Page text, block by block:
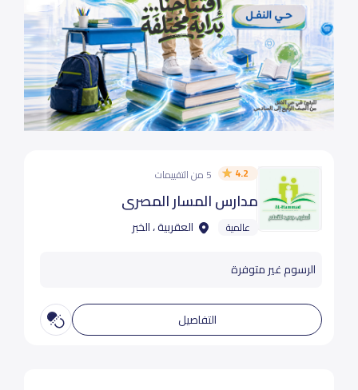
4.2 5 من التقييمات
مدارس المسار المصري
عالمية العقربية ، الخبر
الرسوم غير متوفرة
التفاصيل